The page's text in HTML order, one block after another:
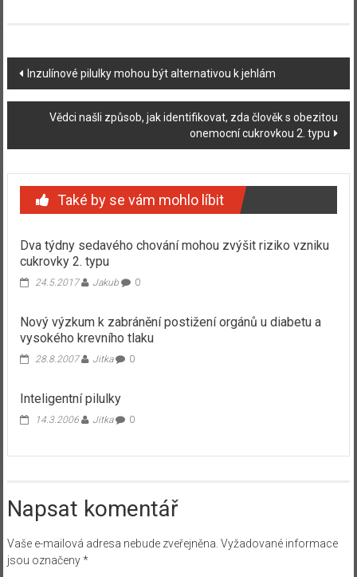
Navigace
příspěvku
Inzulínové pilulky mohou být alternativou k jehlám
Vědci našli způsob, jak identifikovat, zda člověk s obezitou
onemocní cukrovkou 2. typu
Také by se vám mohlo líbit
Dva týdny sedavého chování mohou zvýšit riziko vzniku
cukrovky 2. typu
24.5.2017 Jakub 0
Nový výzkum k zabránění postižení orgánů u diabetu a
vysokého krevního tlaku
28.8.2007 Jitka 0
Inteligentní pilulky
14.3.2006 Jitka 0
Napsat komentář
Vaše e-mailová adresa nebude zveřejněna. Vyžadované informace
jsou označeny*